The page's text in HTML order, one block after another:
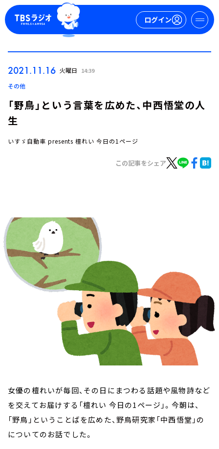
ログイン
お知らせ
イベント・グッズ
YouTube
会社情報
2021.11.16 火曜日 14:39
その他
「野鳥」という言葉を広めた、中西悟堂の人
生
いすゞ自動車 presents 檀れい 今日の1ページ
この記事をシェア
女優の檀れいが毎回、その日にまつわる話題や風物詩など
を交えてお届けする「檀れい 今日の1ページ」。今朝は、
「野鳥」ということばを広めた、野鳥研究家「中西悟堂」の
についてのお話でした。